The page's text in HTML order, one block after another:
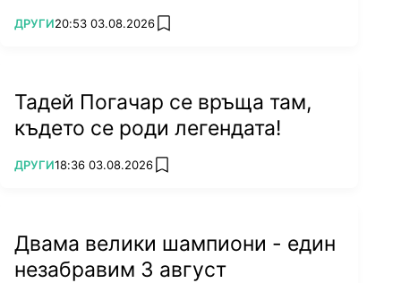
ПОВЕЧЕ ОТ
ДРУГИ20:53 03.08.2026 add favorites
Тадей Погачар се връща там,
където се роди легендата!
ПОВЕЧЕ ОТ
ДРУГИ18:36 03.08.2026 add favorites
Двама велики шампиони - един
незабравим 3 август